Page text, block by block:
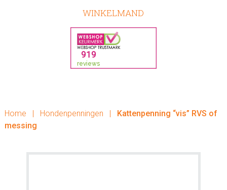
WINKELMAND
Home | Hondenpenningen |
Kattenpenning “vis” RVS of
messing